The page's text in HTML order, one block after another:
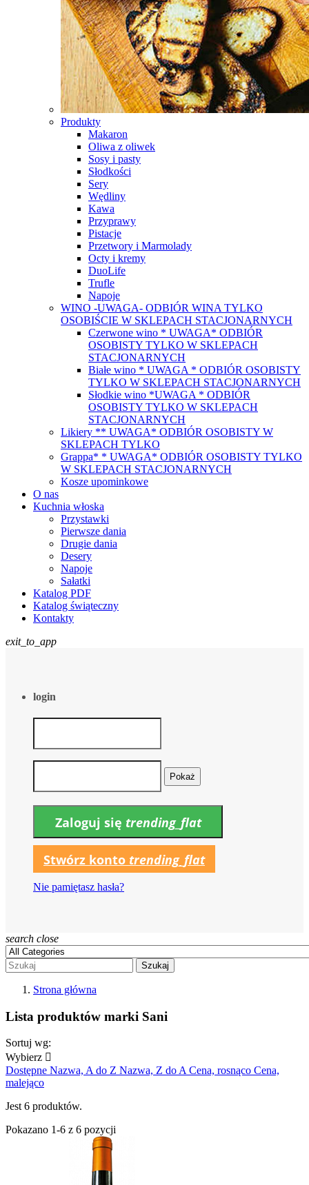
Produkty
Makaron
Oliwa z oliwek
Sosy i pasty
Słodkości
Sery
Wędliny
Kawa
Przyprawy
Pistacje
Przetwory i Marmolady
Octy i kremy
DuoLife
Trufle
Napoje
WINO -UWAGA- ODBIÓR WINA TYLKO
OSOBIŚCIE W SKLEPACH STACJONARNYCH
Czerwone wino * UWAGA* ODBIÓR
OSOBISTY TYLKO W SKLEPACH
STACJONARNYCH
Białe wino * UWAGA * ODBIÓR OSOBISTY
TYLKO W SKLEPACH STACJONARNYCH
Słodkie wino *UWAGA * ODBIÓR
OSOBISTY TYLKO W SKLEPACH
STACJONARNYCH
Likiery ** UWAGA* ODBIÓR OSOBISTY W
SKLEPACH TYLKO
Grappa* * UWAGA* ODBIÓR OSOBISTY TYLKO
W SKLEPACH STACJONARNYCH
Kosze upominkowe
O nas
Kuchnia włoska
Przystawki
Pierwsze dania
Drugie dania
Desery
Napoje
Sałatki
Katalog PDF
Katalog świąteczny
Kontakty
exit_to_app
login
Pokaż
Zaloguj się trending_flat
Stwórz konto trending_flat
Nie pamiętasz hasła?
search close
Szukaj
Strona główna
Lista produktów marki Sani
Sortuj wg:
Wybierz 
Dostępne Nazwa, A do Z Nazwa, Z do ACena, rosnąco Cena,
malejąco
Jest 6 produktów.
Pokazano 1-6 z 6 pozycji